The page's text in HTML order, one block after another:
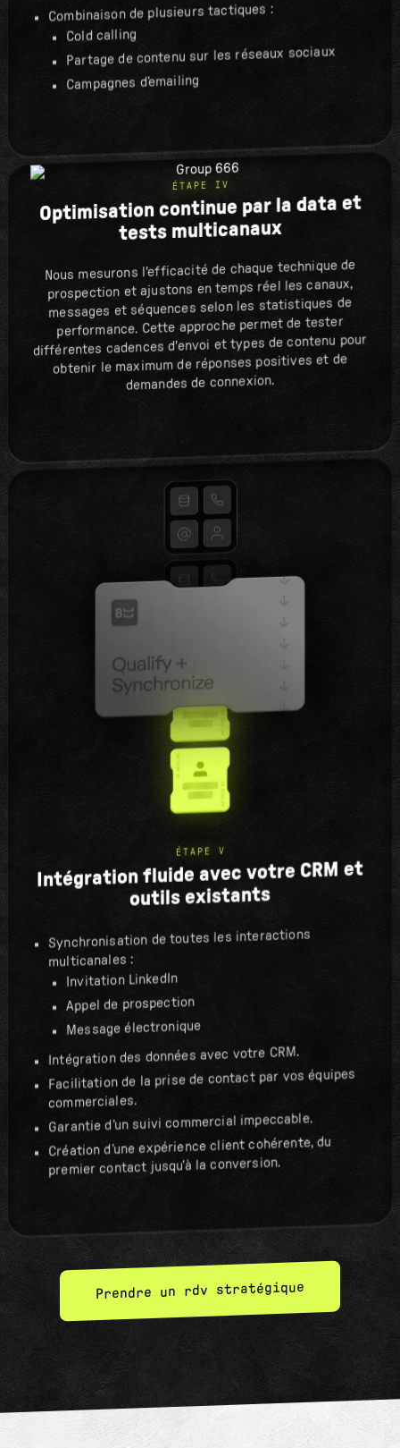
Combinaison de plusieurs tactiques :
Cold calling
Partage de contenu sur les réseaux sociaux
Campagnes d’emailing
ÉTAPE IV
Optimisation continue par la data et
tests multicanaux
Nous mesurons l'efficacité de chaque technique de
prospection et ajustons en temps réel les canaux,
messages et séquences selon les statistiques de
performance. Cette approche permet de tester
différentes cadences d'envoi et types de contenu pour
obtenir le maximum de réponses positives et de
demandes de connexion.
ÉTAPE V
Intégration fluide avec votre CRM et
outils existants
Synchronisation de toutes les interactions
multicanales :
Invitation LinkedIn
Appel de prospection
Message électronique
Intégration des données avec votre CRM.
Facilitation de la prise de contact par vos équipes
commerciales.
Garantie d’un suivi commercial impeccable.
Création d’une expérience client cohérente, du
premier contact jusqu’à la conversion.
Prendre un rdv stratégique